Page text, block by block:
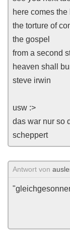
here comes the
the torture of
the gospel
from a second
heaven shall
steve irwin
usw :>
das war nur so
scheppert
Antwort von